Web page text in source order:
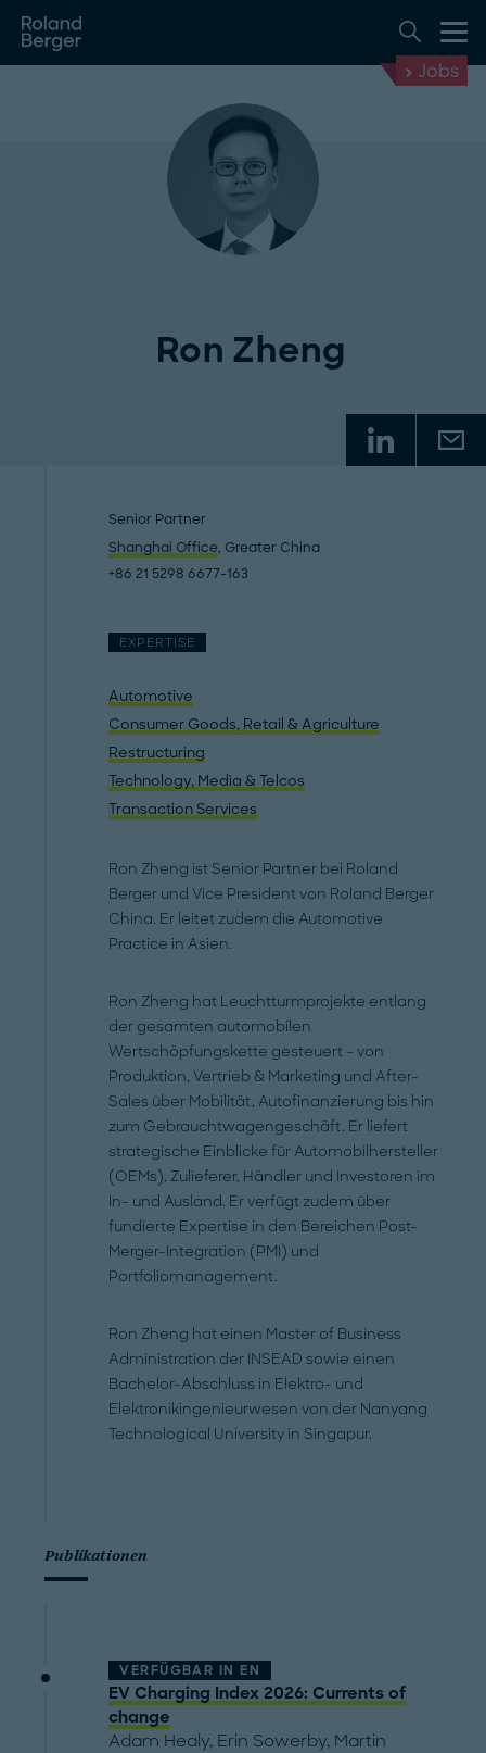
Jobs
Ron Zheng
Senior Partner
Shanghai Office, Greater China
+86 21 5298 6677-163
EXPERTISE
Automotive
Consumer Goods, Retail & Agriculture
Restructuring
Technology, Media & Telcos
Transaction Services
Ron Zheng ist Senior Partner bei Roland
Berger und Vice President von Roland Berger
China. Er leitet zudem die Automotive
Practice in Asien.
Ron Zheng hat Leuchtturmprojekte entlang
der gesamten automobilen
Wertschöpfungskette gesteuert – von
Produktion, Vertrieb & Marketing und After-
Sales über Mobilität, Autofinanzierung bis hin
zum Gebrauchtwagengeschäft. Er liefert
strategische Einblicke für Automobilhersteller
(OEMs), Zulieferer, Händler und Investoren im
In- und Ausland. Er verfügt zudem über
fundierte Expertise in den Bereichen Post-
Merger-Integration (PMI) und
Portfoliomanagement.
Ron Zheng hat einen Master of Business
Administration der INSEAD sowie einen
Bachelor-Abschluss in Elektro- und
Elektronikingenieurwesen von der Nanyang
Technological University in Singapur.
Publikationen
VERFÜGBAR IN EN
EV Charging Index 2026: Currents of
change
Adam Healy, Erin Sowerby, Martin